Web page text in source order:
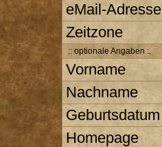
eMail-Adresse
Zeitzone
:: optionale Angaben :.
Vorname
Nachname
Geburtsdatum
Homepage